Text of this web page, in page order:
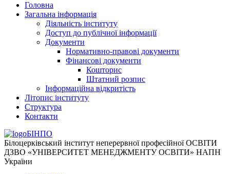
Головна
Загальна інформація
Діяльність інституту
Доступ до публічної інформації
Документи
Нормативно-правові документи
Фінансові документи
Кошторис
Штатний розпис
Інформаційна відкритість
Літопис інституту
Структура
Контакти
БІНПО
Білоцерківський інститут неперервної професійної ОСВІТИ
ДЗВО «УНІВЕРСИТЕТ МЕНЕДЖМЕНТУ ОСВІТИ» НАПН
України